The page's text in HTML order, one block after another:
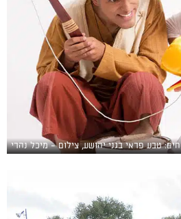
טבע פראי בגני יהושע, צילום - מיכל נהרי